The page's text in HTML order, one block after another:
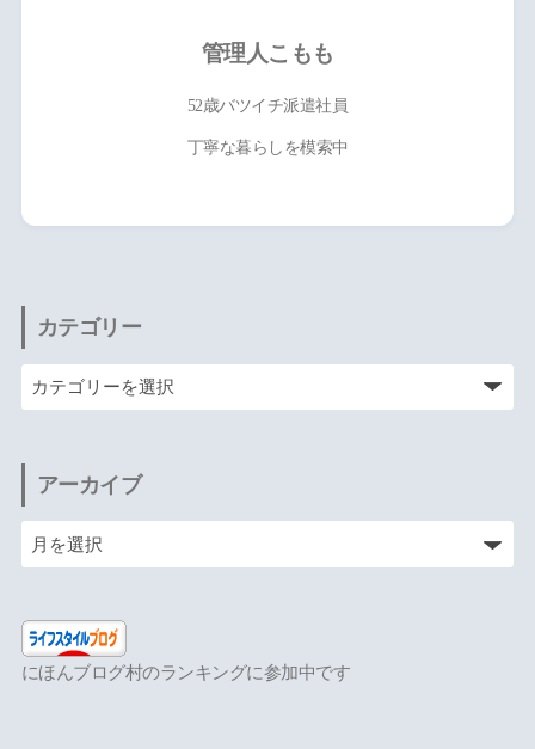
管理人こもも
52歳バツイチ派遣社員
丁寧な暮らしを模索中
カテゴリー
アーカイブ
にほんブログ村のランキングに参加中です